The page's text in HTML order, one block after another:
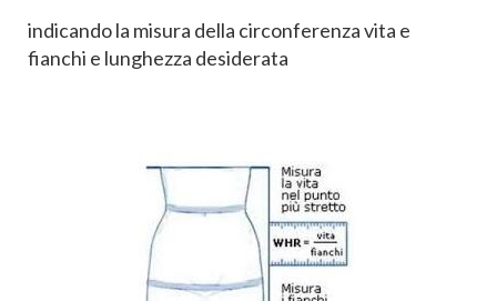
indicando la misura della circonferenza vita e
fianchi e lunghezza desiderata